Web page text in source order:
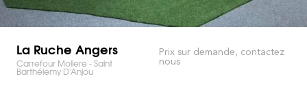
La Ruche Angers
Carrefour Moliere - Saint
Barthélemy D'Anjou
Prix sur demande, contactez
nous